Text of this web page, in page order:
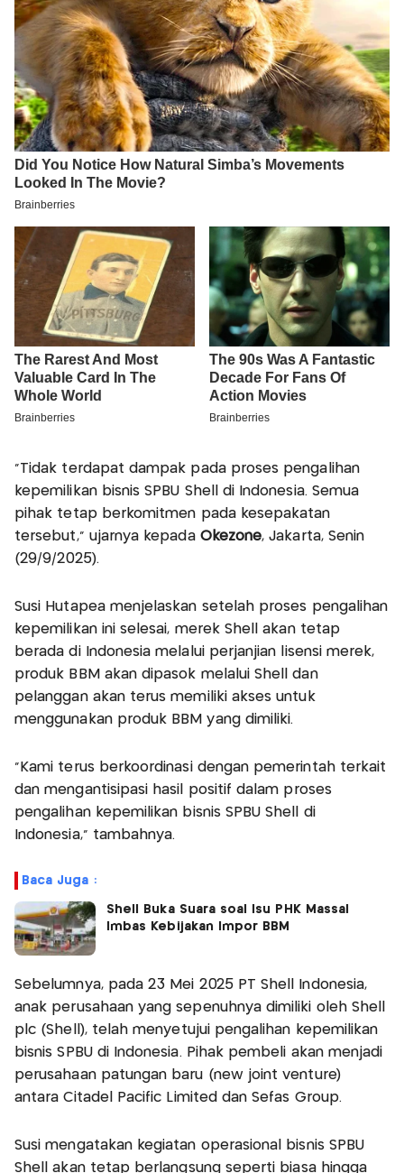
"Tidak terdapat dampak pada proses pengalihan
kepemilikan bisnis SPBU Shell di Indonesia. Semua
pihak tetap berkomitmen pada kesepakatan
tersebut," ujarnya kepada Okezone, Jakarta, Senin
(29/9/2025).
Susi Hutapea menjelaskan setelah proses pengalihan
kepemilikan ini selesai, merek Shell akan tetap
berada di Indonesia melalui perjanjian lisensi merek,
produk BBM akan dipasok melalui Shell dan
pelanggan akan terus memiliki akses untuk
menggunakan produk BBM yang dimiliki.
"Kami terus berkoordinasi dengan pemerintah terkait
dan mengantisipasi hasil positif dalam proses
pengalihan kepemilikan bisnis SPBU Shell di
Indonesia," tambahnya.
Baca Juga :
Shell Buka Suara soal Isu PHK Massal
Imbas Kebijakan Impor BBM
Sebelumnya, pada 23 Mei 2025 PT Shell Indonesia,
anak perusahaan yang sepenuhnya dimiliki oleh Shell
plc (Shell), telah menyetujui pengalihan kepemilikan
bisnis SPBU di Indonesia. Pihak pembeli akan menjadi
perusahaan patungan baru (new joint venture)
antara Citadel Pacific Limited dan Sefas Group.
Susi mengatakan kegiatan operasional bisnis SPBU
Shell akan tetap berlangsung seperti biasa hingga